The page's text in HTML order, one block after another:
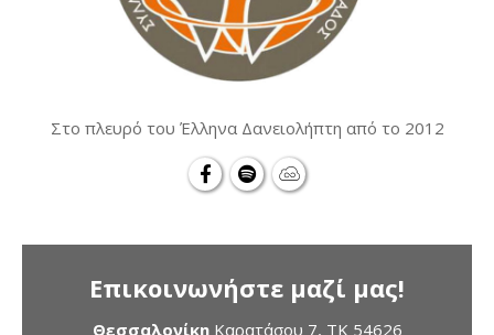
Στο πλευρό του Έλληνα Δανειολήπτη από το 2012
Επικοινωνήστε μαζί μας!
ΘεσσαλονίκηΚαρατάσου 7, TK 54626